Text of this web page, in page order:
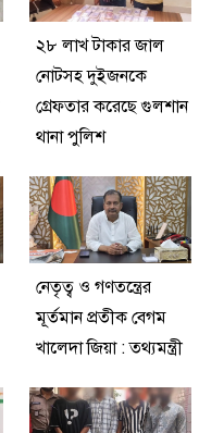
২৮ লাখ টাকার জাল
নোটসহ দুইজনকে
গ্রেফতার করেছে গুলশান
থানা পুলিশ
নেতৃত্ব ও গণতন্ত্রের
মূর্তমান প্রতীক বেগম
খালেদা জিয়া : তথ্যমন্ত্রী